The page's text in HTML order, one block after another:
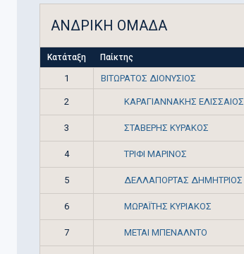
ΑΝΔΡΙΚΗ ΟΜΑΔΑ
Κατάταξη Παίκτης
1 ΒΙΤΩΡΑΤΟΣ ΔΙΟΝΥΣΙΟΣ
2 ΚΑΡΑΓΙΑΝΝΑΚΗΣ ΕΛΙΣΣΑΙΟΣ
3 ΣΤΑΒΕΡΗΣ ΚΥΡΑΚΟΣ
4 ΤΡΙΦΙ ΜΑΡΙΝΟΣ
5 ΔΕΛΛΑΠΟΡΤΑΣ ΔΗΜΗΤΡΙΟΣ
6 ΜΩΡΑΪΤΗΣ ΚΥΡΙΑΚΟΣ
7 ΜΕΤΑΙ ΜΠΕΝΑΛΝΤΟ